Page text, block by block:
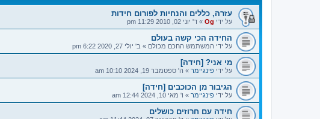
עזרה, כללים והנחיות לפורום חידות
על ידי Og
» ד' יוני 02, 2010 11:29 pm
החידה הכי קשה בעולם
על ידי המשתמש החכם מכולם » ב' יולי 27, 2020 6:22 pm
מי אני? [חידה]
על ידי פינגיימר » ה' ספטמבר 19, 2024 10:10 am
הגיבור מן הכוכבים [חידה]
על ידי פינגיימר » ו' מאי 10, 2024 12:44 am
חידה עם חרוזים כושלים